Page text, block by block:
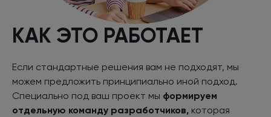
КАК ЭТО РАБОТАЕТ
Если стандартные решения вам не подходят, мы
можем предложить принципиально иной подход.
Специально под ваш проект мы формируем
отдельную команду разработчиков, которая